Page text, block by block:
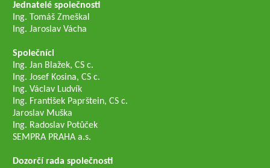
Jednatelé společnosti
Ing. Tomáš Zmeškal
Ing. Jaroslav Vácha
Společníci
Ing. Jan Blažek, CS c.
Ing. Josef Kosina, CS c.
Ing. Václav Ludvík
Ing. František Paprštein, CS c.
Jaroslav Muška
Ing. Radoslav Potůček
SEMPRA PRAHA a.s.
Dozorčí rada společnosti